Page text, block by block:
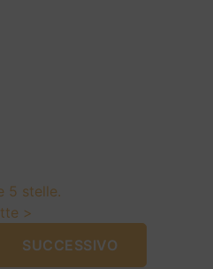
5 stelle.
>
SUCCESSIVO